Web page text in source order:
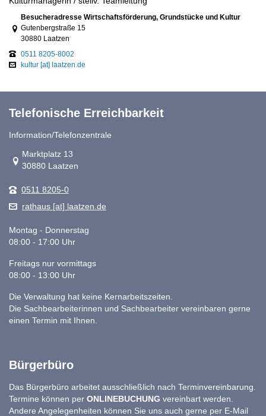
Link zur Google-Maps Navigation
Besucheradresse Wirtschaftsförderung, Grundstücke und Kultur
Gutenbergstraße 15
30880 Laatzen
0511 8205-8002
kultur [at] laatzen.de
Telefonische Erreichbarkeit
Information/Telefonzentrale
Link zur Google-Maps Navigation
Marktplatz 13
30880 Laatzen
0511 8205-0
rathaus [at] laatzen.de
Montag - Donnerstag
08:00 - 17:00 Uhr
Freitags nur vormittags
08:00 - 13:00 Uhr
Die Verwaltung hat keine Kernarbeitszeiten.
Die Sachbearbeiterinnen und Sachbearbeiter vereinbaren gerne
einen Termin mit Ihnen.
Bürgerbüro
Das Bürgerbüro arbeitet ausschließlich nach Terminvereinbarung.
Termine können per ONLINEBUCHUNG vereinbart werden.
Andere Angelegenheiten können Sie uns auch gerne per E-Mail